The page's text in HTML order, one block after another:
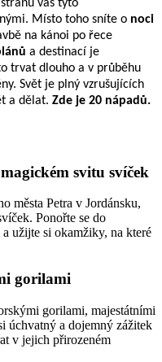
vás tyto
Místo toho sníte o noci
na kánoi po řece
a destinací je
trvat dlouho a v průběhu
Svět je plný vzrušujících
a dělat. Zde je 20 nápadů.
svitu svíček
města Petra v Jordánsku,
Ponořte se do
užijte si okamžiky, na které
gorilami
gorilami, majestátními
a dojemný zážitek
v jejich přirozeném